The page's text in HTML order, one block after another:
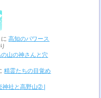
に高知のパワース
の山の神さんと穴
精霊たちの目覚め
神社と高野山➁ |